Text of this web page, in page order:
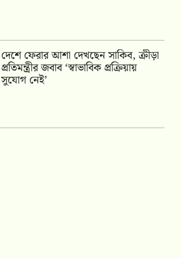
দেশে ফেরার আশা দেখছেন সাকিব, ক্রীড়া
প্রতিমন্ত্রীর জবাব ‘স্বাভাবিক প্রক্রিয়ায়
সুযোগ নেই’